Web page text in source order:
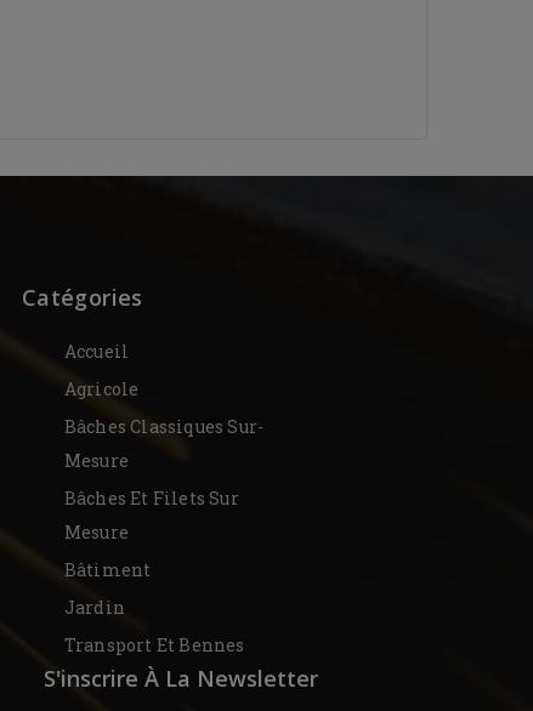
Catégories
Accueil
Agricole
Bâches Classiques Sur-
Mesure
Bâches Et Filets Sur
Mesure
Bâtiment
Jardin
Transport Et Bennes
S'inscrire À La Newsletter